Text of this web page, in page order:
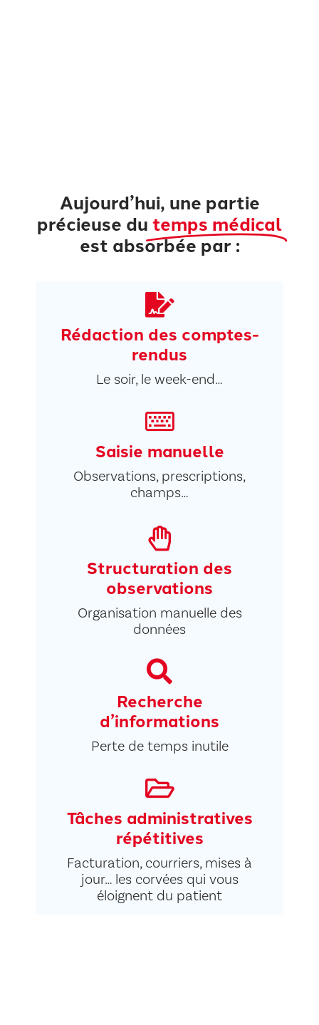
Aujourd’hui, une partie
précieuse dutemps médical
est absorbée par :
Rédaction des comptes-
rendus
Le soir, le week-end…
Saisie manuelle
Observations, prescriptions,
champs…
Structuration des
observations
Organisation manuelle des
données
Recherche
d’informations
Perte de temps inutile
Tâches administratives
répétitives
Facturation, courriers, mises à
jour… les corvées qui vous
éloignent du patient